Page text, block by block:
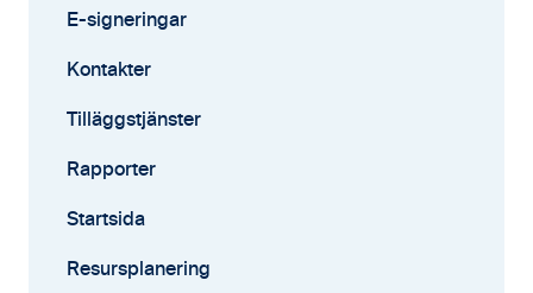
Mobilappen
E-signeringar
Kontakter
Tilläggstjänster
Rapporter
Startsida
Resursplanering